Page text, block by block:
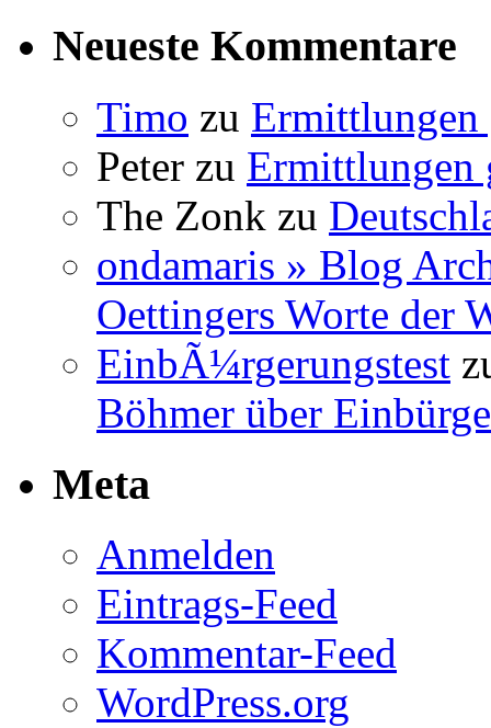
Neueste Kommentare
Timo zu Ermittlungen
Peter zu Ermittlungen
The Zonk zu
ondamaris » Blog
Oettingers Worte der
EinbÃ¼rgerungstest
Böhmer über
Meta
Anmelden
Eintrags-Feed
Kommentar-Feed
WordPress.org